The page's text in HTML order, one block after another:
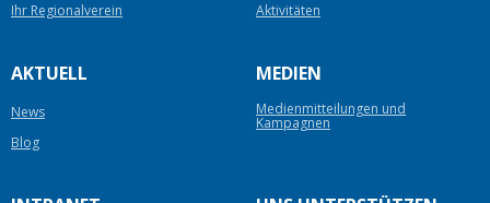
Ihr Regionalverein
Aktivitäten
AKTUELL
News
Blog
MEDIEN
Medienmitteilungen und
Kampagnen